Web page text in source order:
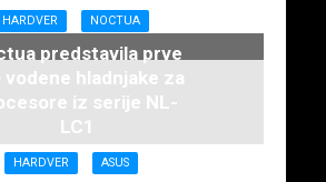
HARDVER NOCTUA
predstavila prve
vodene hladnjake za
iz serije NL-
LC1
16. juna 2026.
HARDVER ASUS